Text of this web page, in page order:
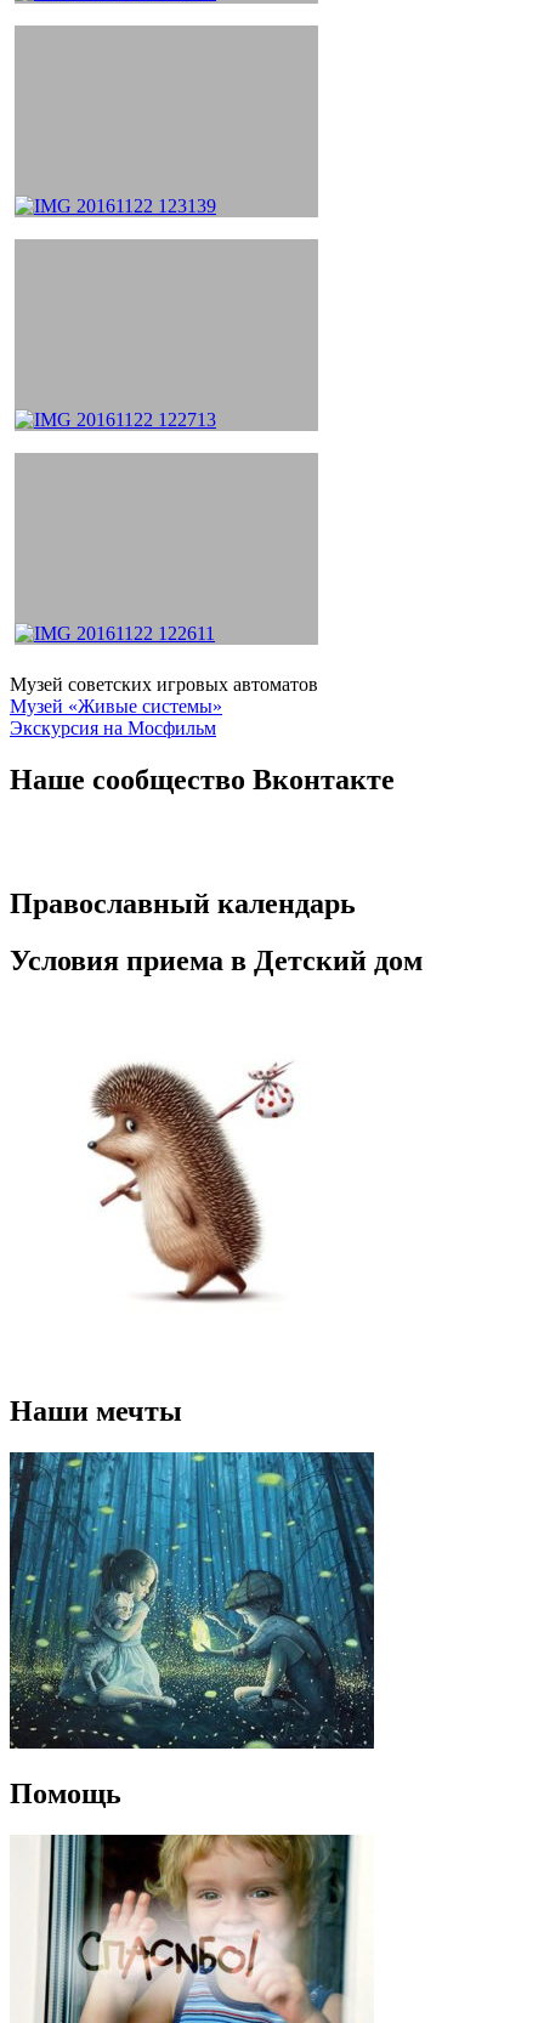
Музей советских игровых автоматов
Навигация
по
записям
Музей «Живые системы»
Экскурсия на Мосфильм
Наше сообщество Вконтакте
Православный календарь
Условия приема в Детский дом
Наши мечты
Помощь